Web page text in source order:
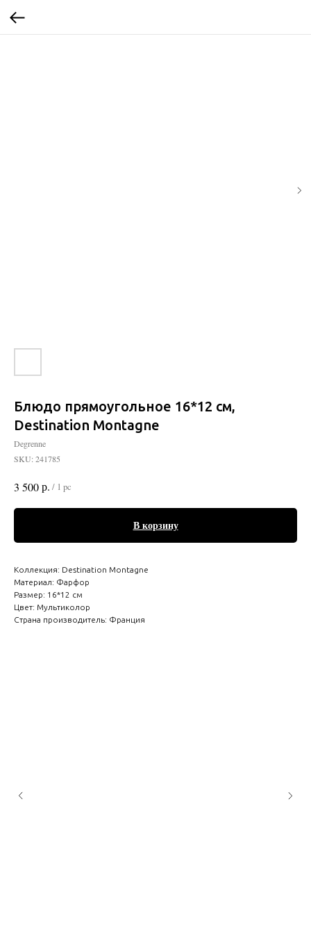
Блюдо прямоугольное 16*12 см,
Destination Montagne
Degrenne
SKU: 241785
3 500р. / 1 pc
В корзину
Коллекция: Destination Montagne
Материал: Фарфор
Размер: 16*12 см
Цвет: Мультиколор
Страна производитель: Франция